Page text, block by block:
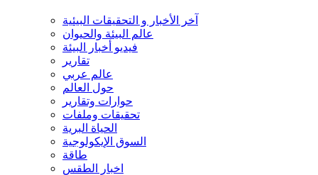
آخر الأخبار و التحقيقات البيئية
عالم البيئة والحيوان
فيديو أخبار البيئة
تقارير
عالم عربي
حول العالم
حوارات وتقارير
تحقيقات وملفات
الحياة البرية
السوق الإيكولوجية
طاقة
اخبار الطقس